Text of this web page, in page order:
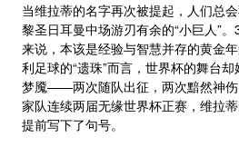
当维拉蒂的名字再次被提起，人们总
黎圣日耳曼中场游刃有余的“小巨人”
来说，本该是经验与智慧并存的黄金
利足球的“遗珠”而言，世界杯的舞台
梦魇——两次随队出征，两次黯然神
家队连续两届无缘世界杯正赛，维拉
提前写下了句号。